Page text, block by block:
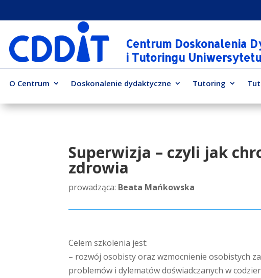
Centrum Doskonalenia
i Tutoringu
O Centrum Doskonalenie dydaktyczne Tutoring
Superwizja – czyli jak
zdrowia
prowadząca: Beata Mańkowska
Celem szkolenia jest:
– rozwój osobisty oraz wzmocnienie osobistych
problemów i dylematów doświadczanych w